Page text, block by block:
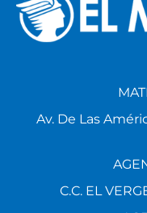
Av. De Las
C.C. EL